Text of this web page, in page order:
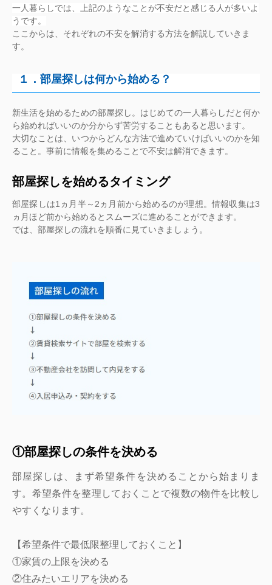
一人暮らしでは、上記のようなことが不安だと感じる人が多いよ
うです。
ここからは、それぞれの不安を解消する方法を解説していきま
す。
１．部屋探しは何から始める？
新生活を始めるための部屋探し。はじめての一人暮らしだと何か
ら始めればいいのか分からず苦労することもあると思います。
大切なことは、いつからどんな方法で進めていけばいいのかを知
ること。事前に情報を集めることで不安は解消できます。
部屋探しを始めるタイミング
部屋探しは1ヵ月半～2ヵ月前から始めるのが理想。情報収集は3
ヵ月ほど前から始めるとスムーズに進めることができます。
では、部屋探しの流れを順番に見ていきましょう。
①部屋探しの条件を決める
部屋探しは、まず希望条件を決めることから始まりま
す。希望条件を整理しておくことで複数の物件を比較し
やすくなります。
【希望条件で最低限整理しておくこと】
①家賃の上限を決める
②住みたいエリアを決める